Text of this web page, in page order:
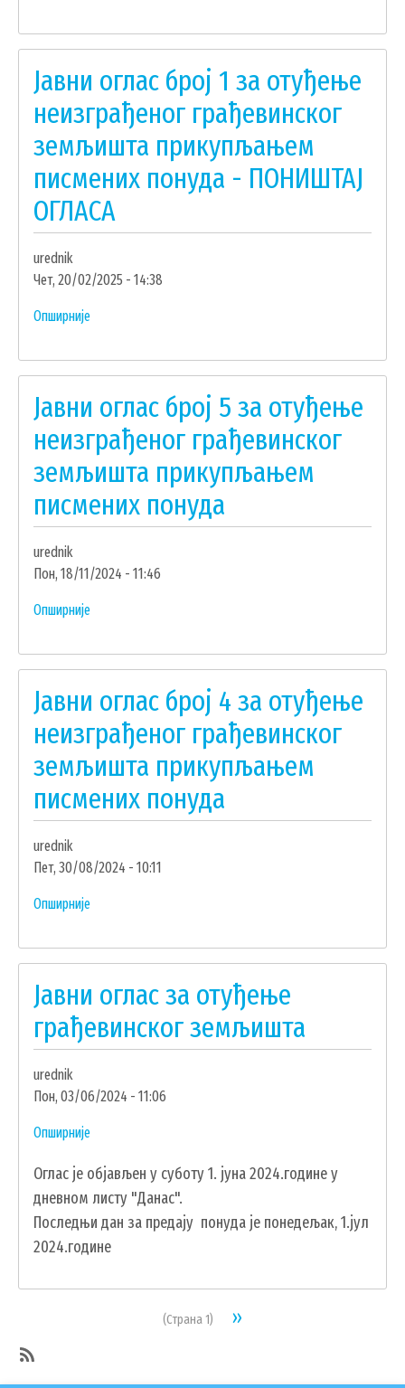
оглас
број
2
отуђење
неизграђеног
земљишта
прикупљањем
писмених
Јавни оглас број 1 за отуђење
неизграђеног грађевинског
земљишта прикупљањем
писмених понуда - ПОНИШТАЈ
ОГЛАСА
urednik
Чет, 20/02/2025 - 14:38
Опширније
оглас
број
1
отуђење
неизграђеног
земљишта
прикупљањем
понуда
Јавни оглас број 5 за отуђење
неизграђеног грађевинског
земљишта прикупљањем
писмених понуда
urednik
Пон, 18/11/2024 - 11:46
Опширније
оглас
број
5
отуђење
неизграђеног
земљишта
прикупљањем
понуда
Јавни оглас број 4 за отуђење
неизграђеног грађевинског
земљишта прикупљањем
писмених понуда
urednik
Пет, 30/08/2024 - 10:11
Опширније
оглас
број
4
отуђење
неизграђеног
земљишта
понуда
Јавни оглас за отуђење
грађевинског земљишта
urednik
Пон, 03/06/2024 - 11:06
Опширније
оглас
за
отуђење
грађевинског
Oглас је објављен у суботу 1. јуна 2024.године у
дневном листу "Данас".
Последњи дан за предају понуда је понедељак, 1.јул
2024.године
(Страна 1)
Next
››